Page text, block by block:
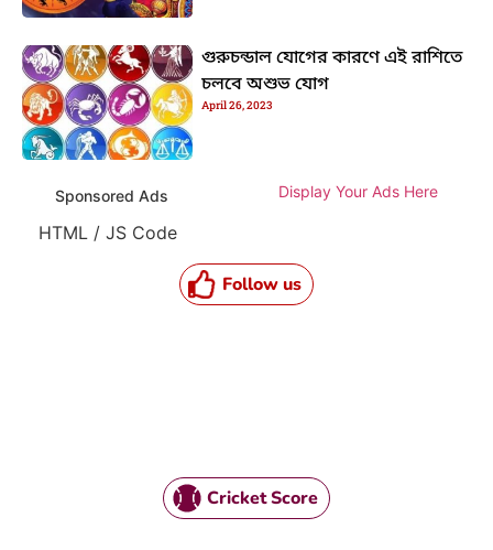
গুরুচন্ডাল যোগের কারণে এই রাশিতে
চলবে অশুভ যোগ
April 26, 2023
Sponsored Ads Display Your Ads Here
HTML / JS Code
Follow us
Cricket Score